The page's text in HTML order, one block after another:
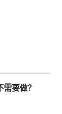
要做？